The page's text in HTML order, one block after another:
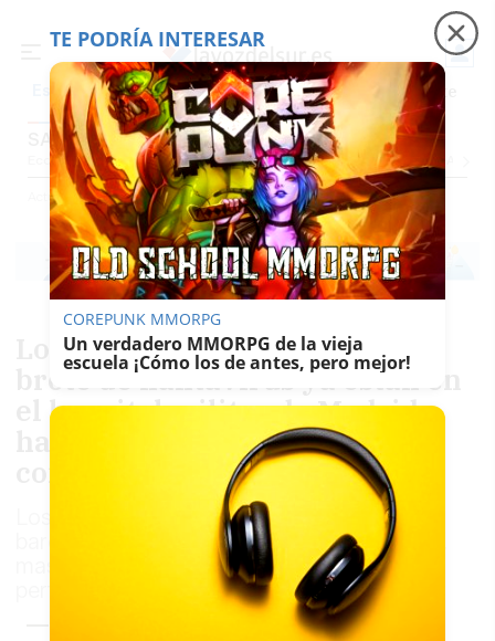
Es noticia Precio luz Padre Coraje Fábrica de botellas
SALUD
EconomíaSociedadInternacionalPolíticaEcologíaEducación Salud
Actualidad Salud
Los españoles del barco con el
brote de hantavirus ya están en
el hospital militar de Madrid:
harán cuarentena
completamente aislados
Los pasajeros españoles abandonaron el
barco equipados con chubasqueros azules,
mascarillas y bolsas blancas con sus
TE PODRÍA INTERESAR
COREPUNK MMORPG
Un verdadero MMORPG de la vieja
escuela ¡Cómo los de antes, pero mejor!